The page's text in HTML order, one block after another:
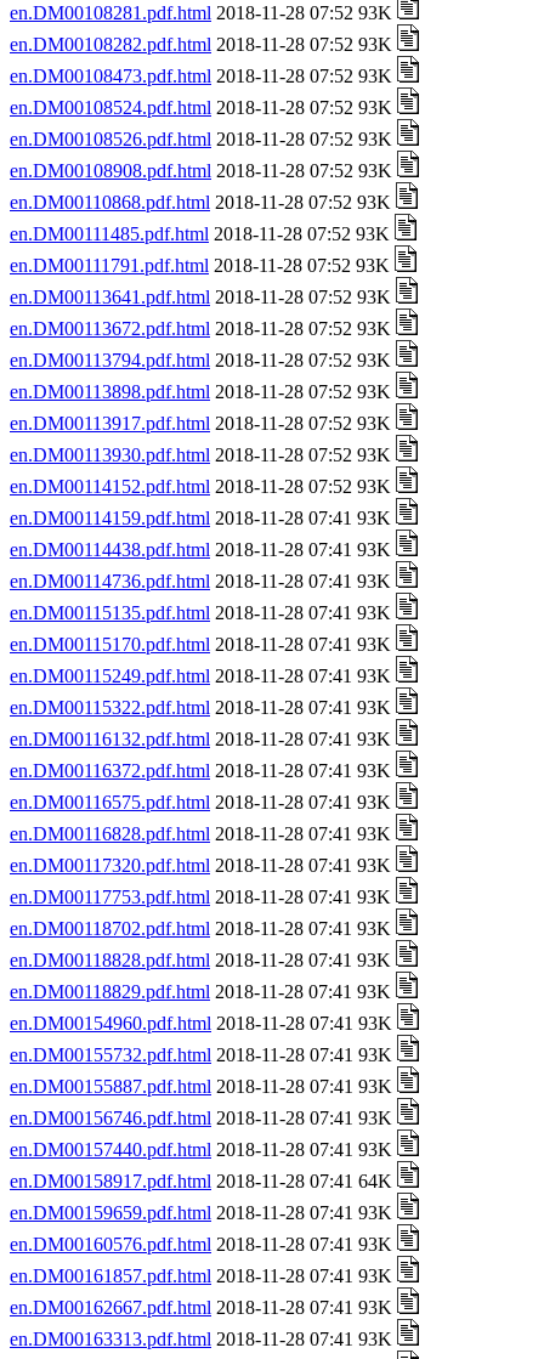
en.DM00108281.pdf.html 2018-11-28 07:52 93K
en.DM00108282.pdf.html 2018-11-28 07:52 93K
en.DM00108473.pdf.html 2018-11-28 07:52 93K
en.DM00108524.pdf.html 2018-11-28 07:52 93K
en.DM00108526.pdf.html 2018-11-28 07:52 93K
en.DM00108908.pdf.html 2018-11-28 07:52 93K
en.DM00110868.pdf.html 2018-11-28 07:52 93K
en.DM00111485.pdf.html 2018-11-28 07:52 93K
en.DM00111791.pdf.html 2018-11-28 07:52 93K
en.DM00113641.pdf.html 2018-11-28 07:52 93K
en.DM00113672.pdf.html 2018-11-28 07:52 93K
en.DM00113794.pdf.html 2018-11-28 07:52 93K
en.DM00113898.pdf.html 2018-11-28 07:52 93K
en.DM00113917.pdf.html 2018-11-28 07:52 93K
en.DM00113930.pdf.html 2018-11-28 07:52 93K
en.DM00114152.pdf.html 2018-11-28 07:52 93K
en.DM00114159.pdf.html 2018-11-28 07:41 93K
en.DM00114438.pdf.html 2018-11-28 07:41 93K
en.DM00114736.pdf.html 2018-11-28 07:41 93K
en.DM00115135.pdf.html 2018-11-28 07:41 93K
en.DM00115170.pdf.html 2018-11-28 07:41 93K
en.DM00115249.pdf.html 2018-11-28 07:41 93K
en.DM00115322.pdf.html 2018-11-28 07:41 93K
en.DM00116132.pdf.html 2018-11-28 07:41 93K
en.DM00116372.pdf.html 2018-11-28 07:41 93K
en.DM00116575.pdf.html 2018-11-28 07:41 93K
en.DM00116828.pdf.html 2018-11-28 07:41 93K
en.DM00117320.pdf.html 2018-11-28 07:41 93K
en.DM00117753.pdf.html 2018-11-28 07:41 93K
en.DM00118702.pdf.html 2018-11-28 07:41 93K
en.DM00118828.pdf.html 2018-11-28 07:41 93K
en.DM00118829.pdf.html 2018-11-28 07:41 93K
en.DM00154960.pdf.html 2018-11-28 07:41 93K
en.DM00155732.pdf.html 2018-11-28 07:41 93K
en.DM00155887.pdf.html 2018-11-28 07:41 93K
en.DM00156746.pdf.html 2018-11-28 07:41 93K
en.DM00157440.pdf.html 2018-11-28 07:41 93K
en.DM00158917.pdf.html 2018-11-28 07:41 64K
en.DM00159659.pdf.html 2018-11-28 07:41 93K
en.DM00160576.pdf.html 2018-11-28 07:41 93K
en.DM00161857.pdf.html 2018-11-28 07:41 93K
en.DM00162667.pdf.html 2018-11-28 07:41 93K
en.DM00163313.pdf.html 2018-11-28 07:41 93K